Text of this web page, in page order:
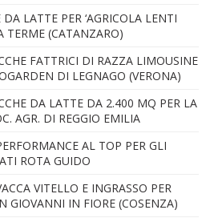
LATTE PER ‘AGRICOLA LENTI
TERME (CATANZARO)
FATTRICI DI RAZZA LIMOUSINE
DI LEGNAGO (VERONA)
DA LATTE DA 2.400 MQ PER LA
AGR. DI REGGIO EMILIA
AL TOP PER GLI
ROTA GUIDO
VITELLO E INGRASSO PER
GIOVANNI IN FIORE (COSENZA)